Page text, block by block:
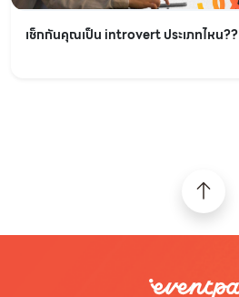
เช็กกันคุณเป็น introvert ประเภทไหน??